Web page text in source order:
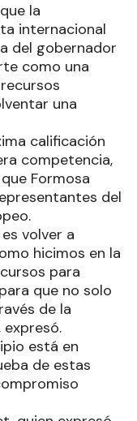
la
internacional
del gobernador
como una
una
calificación
competencia,
Formosa
del
volver a
hicimos en la
para
que no solo
de la
está en
de estas